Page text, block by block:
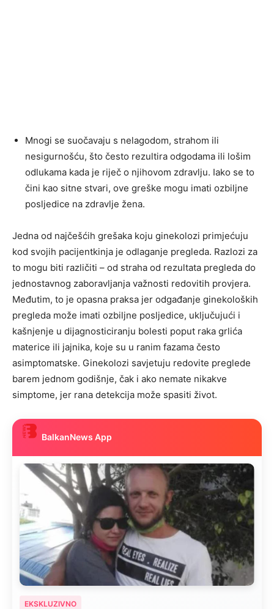
Mnogi se suočavaju s nelagodom, strahom ili
nesigurnošću, što često rezultira odgodama ili lošim
odlukama kada je riječ o njihovom zdravlju. Iako se to
čini kao sitne stvari, ove greške mogu imati ozbiljne
posljedice na zdravlje žena.
Jedna od najčešćih grešaka koju ginekolozi primjećuju
kod svojih pacijentkinja je odlaganje pregleda. Razlozi za
to mogu biti različiti – od straha od rezultata pregleda do
jednostavnog zaboravljanja važnosti redovitih provjera.
Međutim, to je opasna praksa jer odgađanje ginekoloških
pregleda može imati ozbiljne posljedice, uključujući i
kašnjenje u dijagnosticiranju bolesti poput raka grlića
materice ili jajnika, koje su u ranim fazama često
asimptomatske. Ginekolozi savjetuju redovite preglede
barem jednom godišnje, čak i ako nemate nikakve
simptome, jer rana detekcija može spasiti život.
BalkanNews App
EKSKLUZIVNO